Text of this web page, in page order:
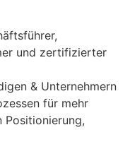
und zertifizierter
& Unternehmern
für mehr
Positionierung,